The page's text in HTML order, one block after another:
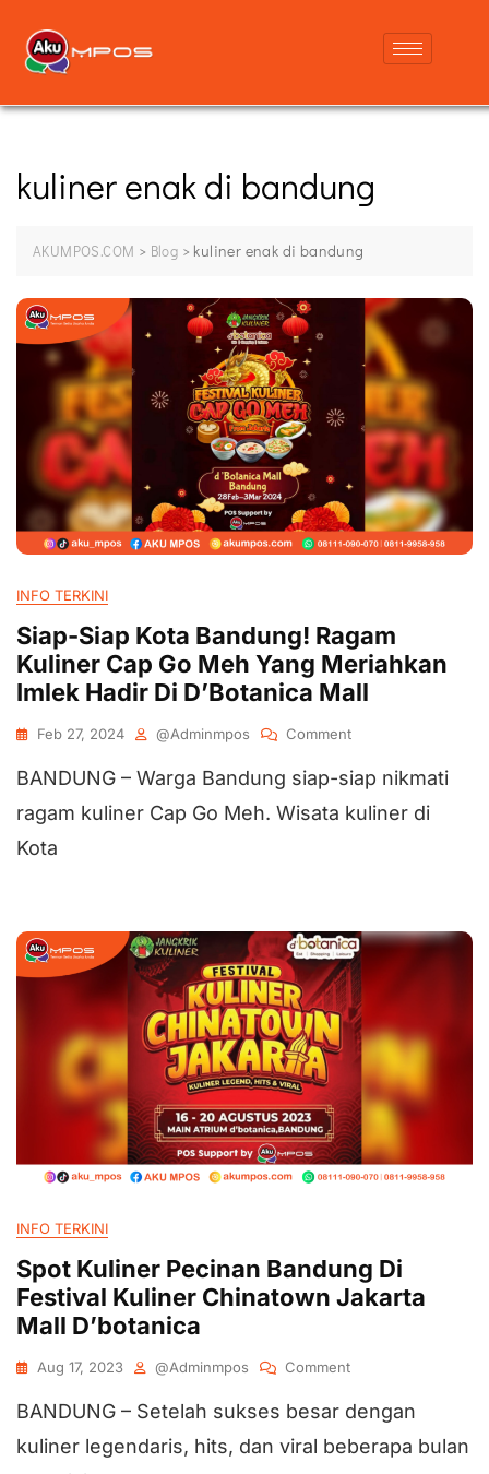
kuliner enak di bandung
AKUMPOS.COM > Blog > kuliner enak di bandung
INFO TERKINI
Siap-Siap Kota Bandung! Ragam
Kuliner Cap Go Meh Yang Meriahkan
Imlek Hadir Di D’Botanica Mall
Feb 27, 2024 @adminmpos Comment
BANDUNG – Warga Bandung siap-siap nikmati
ragam kuliner Cap Go Meh. Wisata kuliner di
Kota
INFO TERKINI
Spot Kuliner Pecinan Bandung Di
Festival Kuliner Chinatown Jakarta
Mall D’botanica
Aug 17, 2023 @adminmpos Comment
BANDUNG – Setelah sukses besar dengan
kuliner legendaris, hits, dan viral beberapa bulan